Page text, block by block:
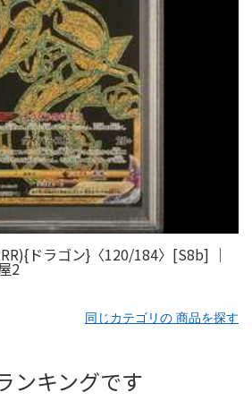
同じカテゴリの 商品を探す
ンキングです